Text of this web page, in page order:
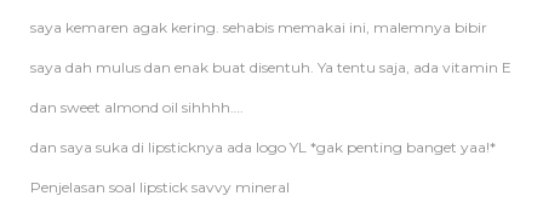
saya kemaren agak kering. sehabis memakai ini, malemnya bibir
saya dah mulus dan enak buat disentuh. Ya tentu saja, ada vitamin E
dan sweet almond oil sihhhh….
dan saya suka di lipsticknya ada logo YL *gak penting banget yaa!*
Penjelasan soal lipstick savvy mineral